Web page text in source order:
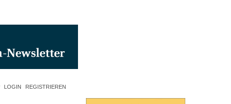
LOGIN REGISTRIEREN